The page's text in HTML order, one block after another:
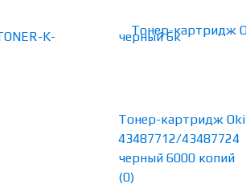
Тонер-картридж Oki
43487712/43487724
черный 6000 копий
(0)